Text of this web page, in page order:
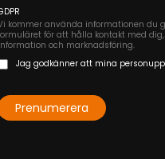
kommer använda informationen du
för att hålla kontakt med dig,
och marknadsföring.
Jag godkänner att mina